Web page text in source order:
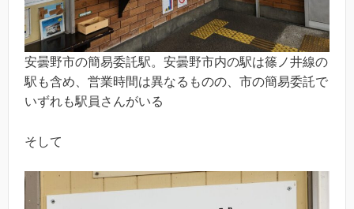
安曇野市の簡易委託駅。安曇野市内の駅は篠ノ井線の
駅も含め、営業時間は異なるものの、市の簡易委託で
いずれも駅員さんがいる
そして